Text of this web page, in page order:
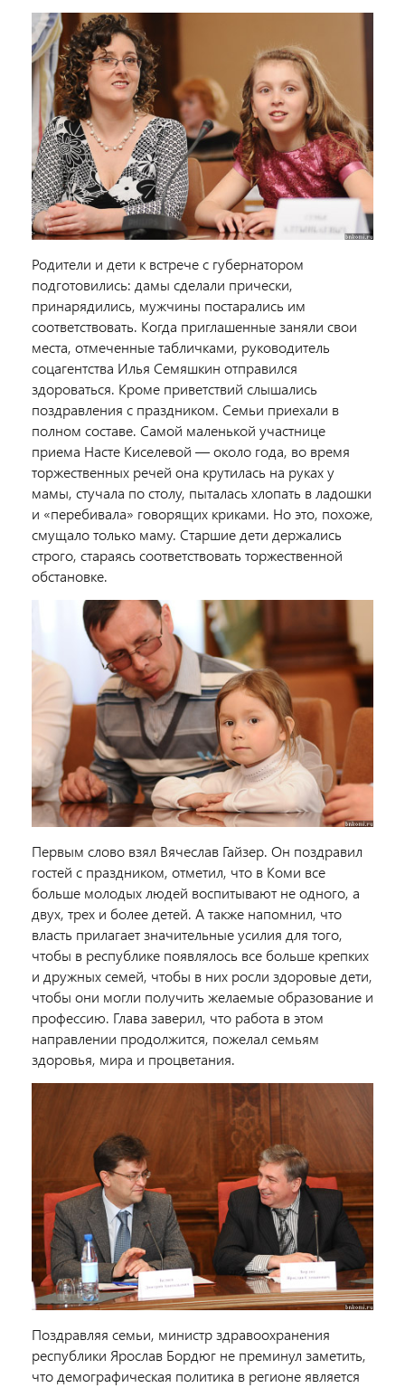
Родители и дети к встрече с губернатором
подготовились: дамы сделали прически,
принарядились, мужчины постарались им
соответствовать. Когда приглашенные заняли свои
места, отмеченные табличками, руководитель
соцагентства Илья Семяшкин отправился
здороваться. Кроме приветствий слышались
поздравления с праздником. Семьи приехали в
полном составе. Самой маленькой участнице
приема Насте Киселевой — около года, во время
торжественных речей она крутилась на руках у
мамы, стучала по столу, пыталась хлопать в ладошки
и «перебивала» говорящих криками. Но это, похоже,
смущало только маму. Старшие дети держались
строго, стараясь соответствовать торжественной
обстановке.
Первым слово взял Вячеслав Гайзер. Он поздравил
гостей с праздником, отметил, что в Коми все
больше молодых людей воспитывают не одного, а
двух, трех и более детей. А также напомнил, что
власть прилагает значительные усилия для того,
чтобы в республике появлялось все больше крепких
и дружных семей, чтобы в них росли здоровые дети,
чтобы они могли получить желаемые образование и
профессию. Глава заверил, что работа в этом
направлении продолжится, пожелал семьям
здоровья, мира и процветания.
Поздравляя семьи, министр здравоохранения
республики Ярослав Бордюг не преминул заметить,
что демографическая политика в регионе является